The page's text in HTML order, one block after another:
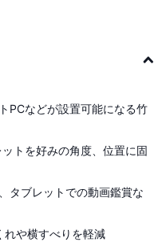
PCなどが設置可能になる竹
トを好みの角度、位置に固
タブレットでの動画鑑賞な
れや横すべりを軽減